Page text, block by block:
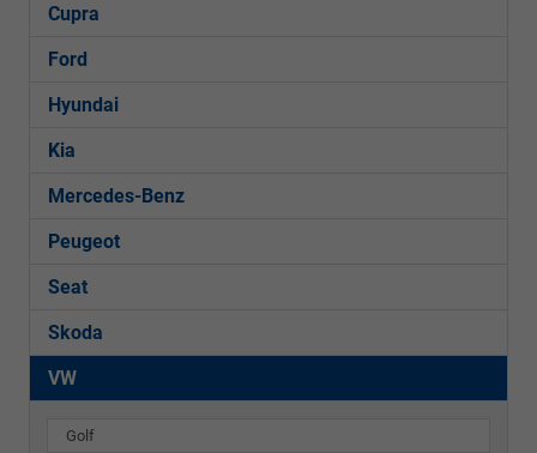
Cupra
Ford
Hyundai
Kia
Mercedes-Benz
Peugeot
Seat
Skoda
VW
Golf